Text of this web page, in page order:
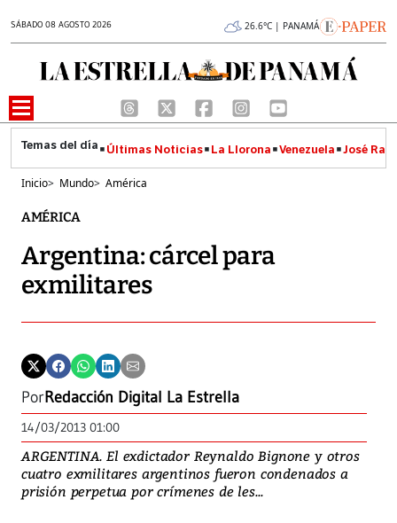
SÁBADO 08 AGOSTO 2026 26.6°C | PANAMÁ
Últimas Noticias La Llorona Venezuela José
Inicio> Mundo> América
AMÉRICA
Argentina: cárcel para
exmilitares
PorRedacción Digital La Estrella
14/03/2013 01:00
ARGENTINA. El exdictador Reynaldo Bignone y otros
cuatro exmilitares argentinos fueron condenados a
prisión perpetua por crímenes de les...